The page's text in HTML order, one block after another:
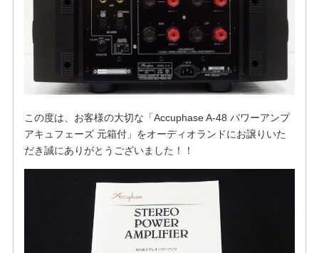
この度は、お客様の大切な「Accuphase A-48 パワーアンプ
アキュフェーズ 元箱付」をオーディオランドにお譲りいた
だき誠にありがとうございました！！